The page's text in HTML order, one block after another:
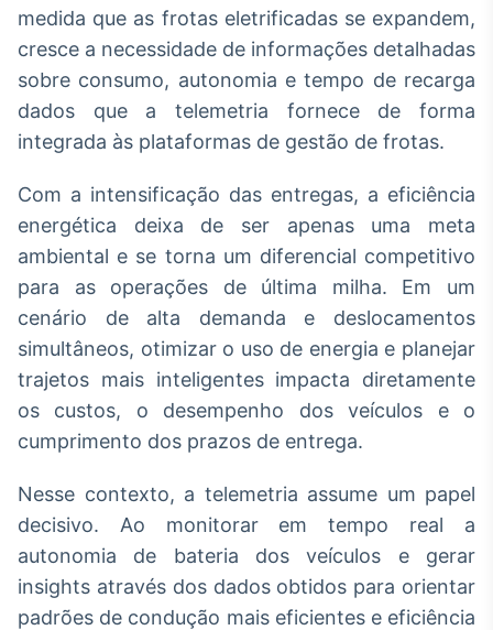
medida que as frotas eletrificadas se expandem,
cresce a necessidade de informações detalhadas
sobre consumo, autonomia e tempo de recarga
dados que a telemetria fornece de forma
integrada às plataformas de gestão de frotas.
Com a intensificação das entregas, a eficiência
energética deixa de ser apenas uma meta
ambiental e se torna um diferencial competitivo
para as operações de última milha. Em um
cenário de alta demanda e deslocamentos
simultâneos, otimizar o uso de energia e planejar
trajetos mais inteligentes impacta diretamente
os custos, o desempenho dos veículos e o
cumprimento dos prazos de entrega.
Nesse contexto, a telemetria assume um papel
decisivo. Ao monitorar em tempo real a
autonomia de bateria dos veículos e gerar
insights através dos dados obtidos para orientar
padrões de condução mais eficientes e eficiência